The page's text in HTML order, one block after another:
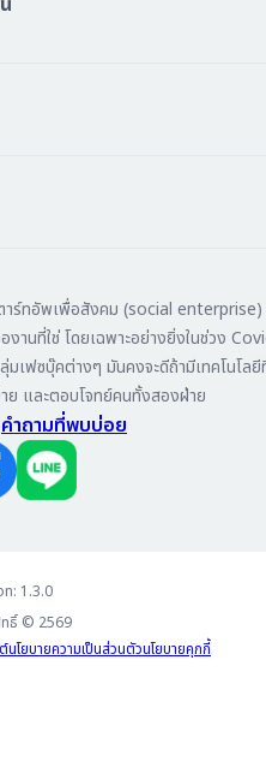
ร์ทอัพเพื่อสังคม (social
านที่ใช่ โดยเฉพาะอย่างยิ่งในช่วง
มเฟซบุ๊คต่างๆ มันคงจะดีถ้ามีเทคโนโล
ย และตอบโจทย์คนทั้งสองฝ่าย
คำถามที่พบบ่อย
1.3.0
ทธิ์ © 2569
นโยบายความเป็นส่วนตัวนโยบายคุกกี้